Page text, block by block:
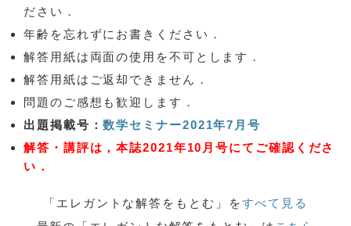
ださい．
年齢を忘れずにお書きください．
解答用紙は両面の使用を不可とします．
解答用紙はご返却できません．
問題のご感想も歓迎します．
出題掲載号：数学セミナー2021年7月号
解答・講評は，本誌2021年10月号にてご確認くださ
い．
「エレガントな解答をもとむ」をすべて見る